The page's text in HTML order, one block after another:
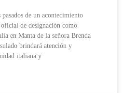
de un acontecimiento
de designación como
en Manta de la señora Brenda
brindará atención y
italiana y